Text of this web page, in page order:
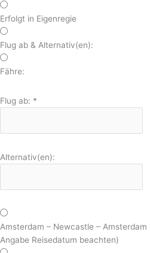
Erfolgt in Eigenregie
Flug ab & Alternativ(en):
Fähre:
Flug ab: *
Alternativ(en):
Amsterdam – Newcastle –
Angabe Reisedatum beachten)